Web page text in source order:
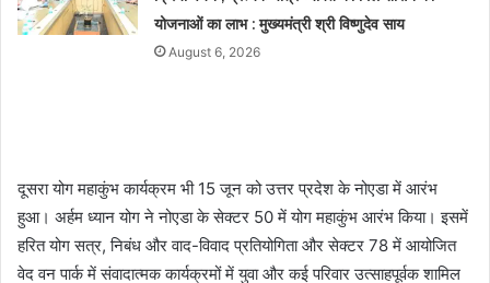
योजनाओं का लाभ : मुख्यमंत्री श्री विष्णुदेव साय
August 6, 2026
दूसरा योग महाकुंभ कार्यक्रम भी 15 जून को उत्तर प्रदेश के नोएडा में आरंभ
हुआ। अर्हम ध्यान योग ने नोएडा के सेक्टर 50 में योग महाकुंभ आरंभ किया। इसमें
हरित योग सत्र, निबंध और वाद-विवाद प्रतियोगिता और सेक्टर 78 में आयोजित
वेद वन पार्क में संवादात्मक कार्यक्रमों में युवा और कई परिवार उत्साहपूर्वक शामिल